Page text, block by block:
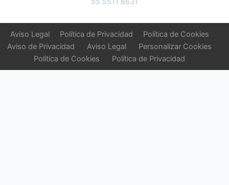
Aviso Legal Política de Privacidad
Política de Cookies
Aviso de Privacidad
Aviso Legal
Personalizar Cookies
Política de Cookies
Política de Privacidad